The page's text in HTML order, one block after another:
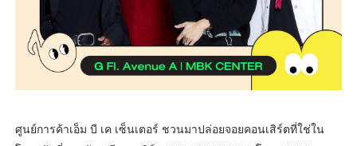
ศูนย์การค้าเอ็ม บี เค เซ็นเตอร์ ชวนมาปล่อยจอยคอนเสิร์ตที่ใช่ใน